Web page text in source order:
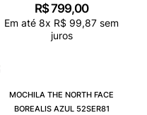
R$799,00
Em até 8x R$ 99,87 sem
juros
MOCHILA THE NORTH FACE
BOREALIS AZUL 52SER81